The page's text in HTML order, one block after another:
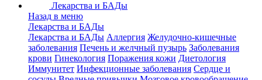
Лекарства и БАДы
Назад в меню
Лекарства и БАДы
Лекарства и БАДы Аллергия Желудочно-кишечные
заболевания Печень и желчный пузырь Заболевания
крови Гинекология Поражения кожи Диетология
Иммунитет Инфекционные заболевания Сердце и